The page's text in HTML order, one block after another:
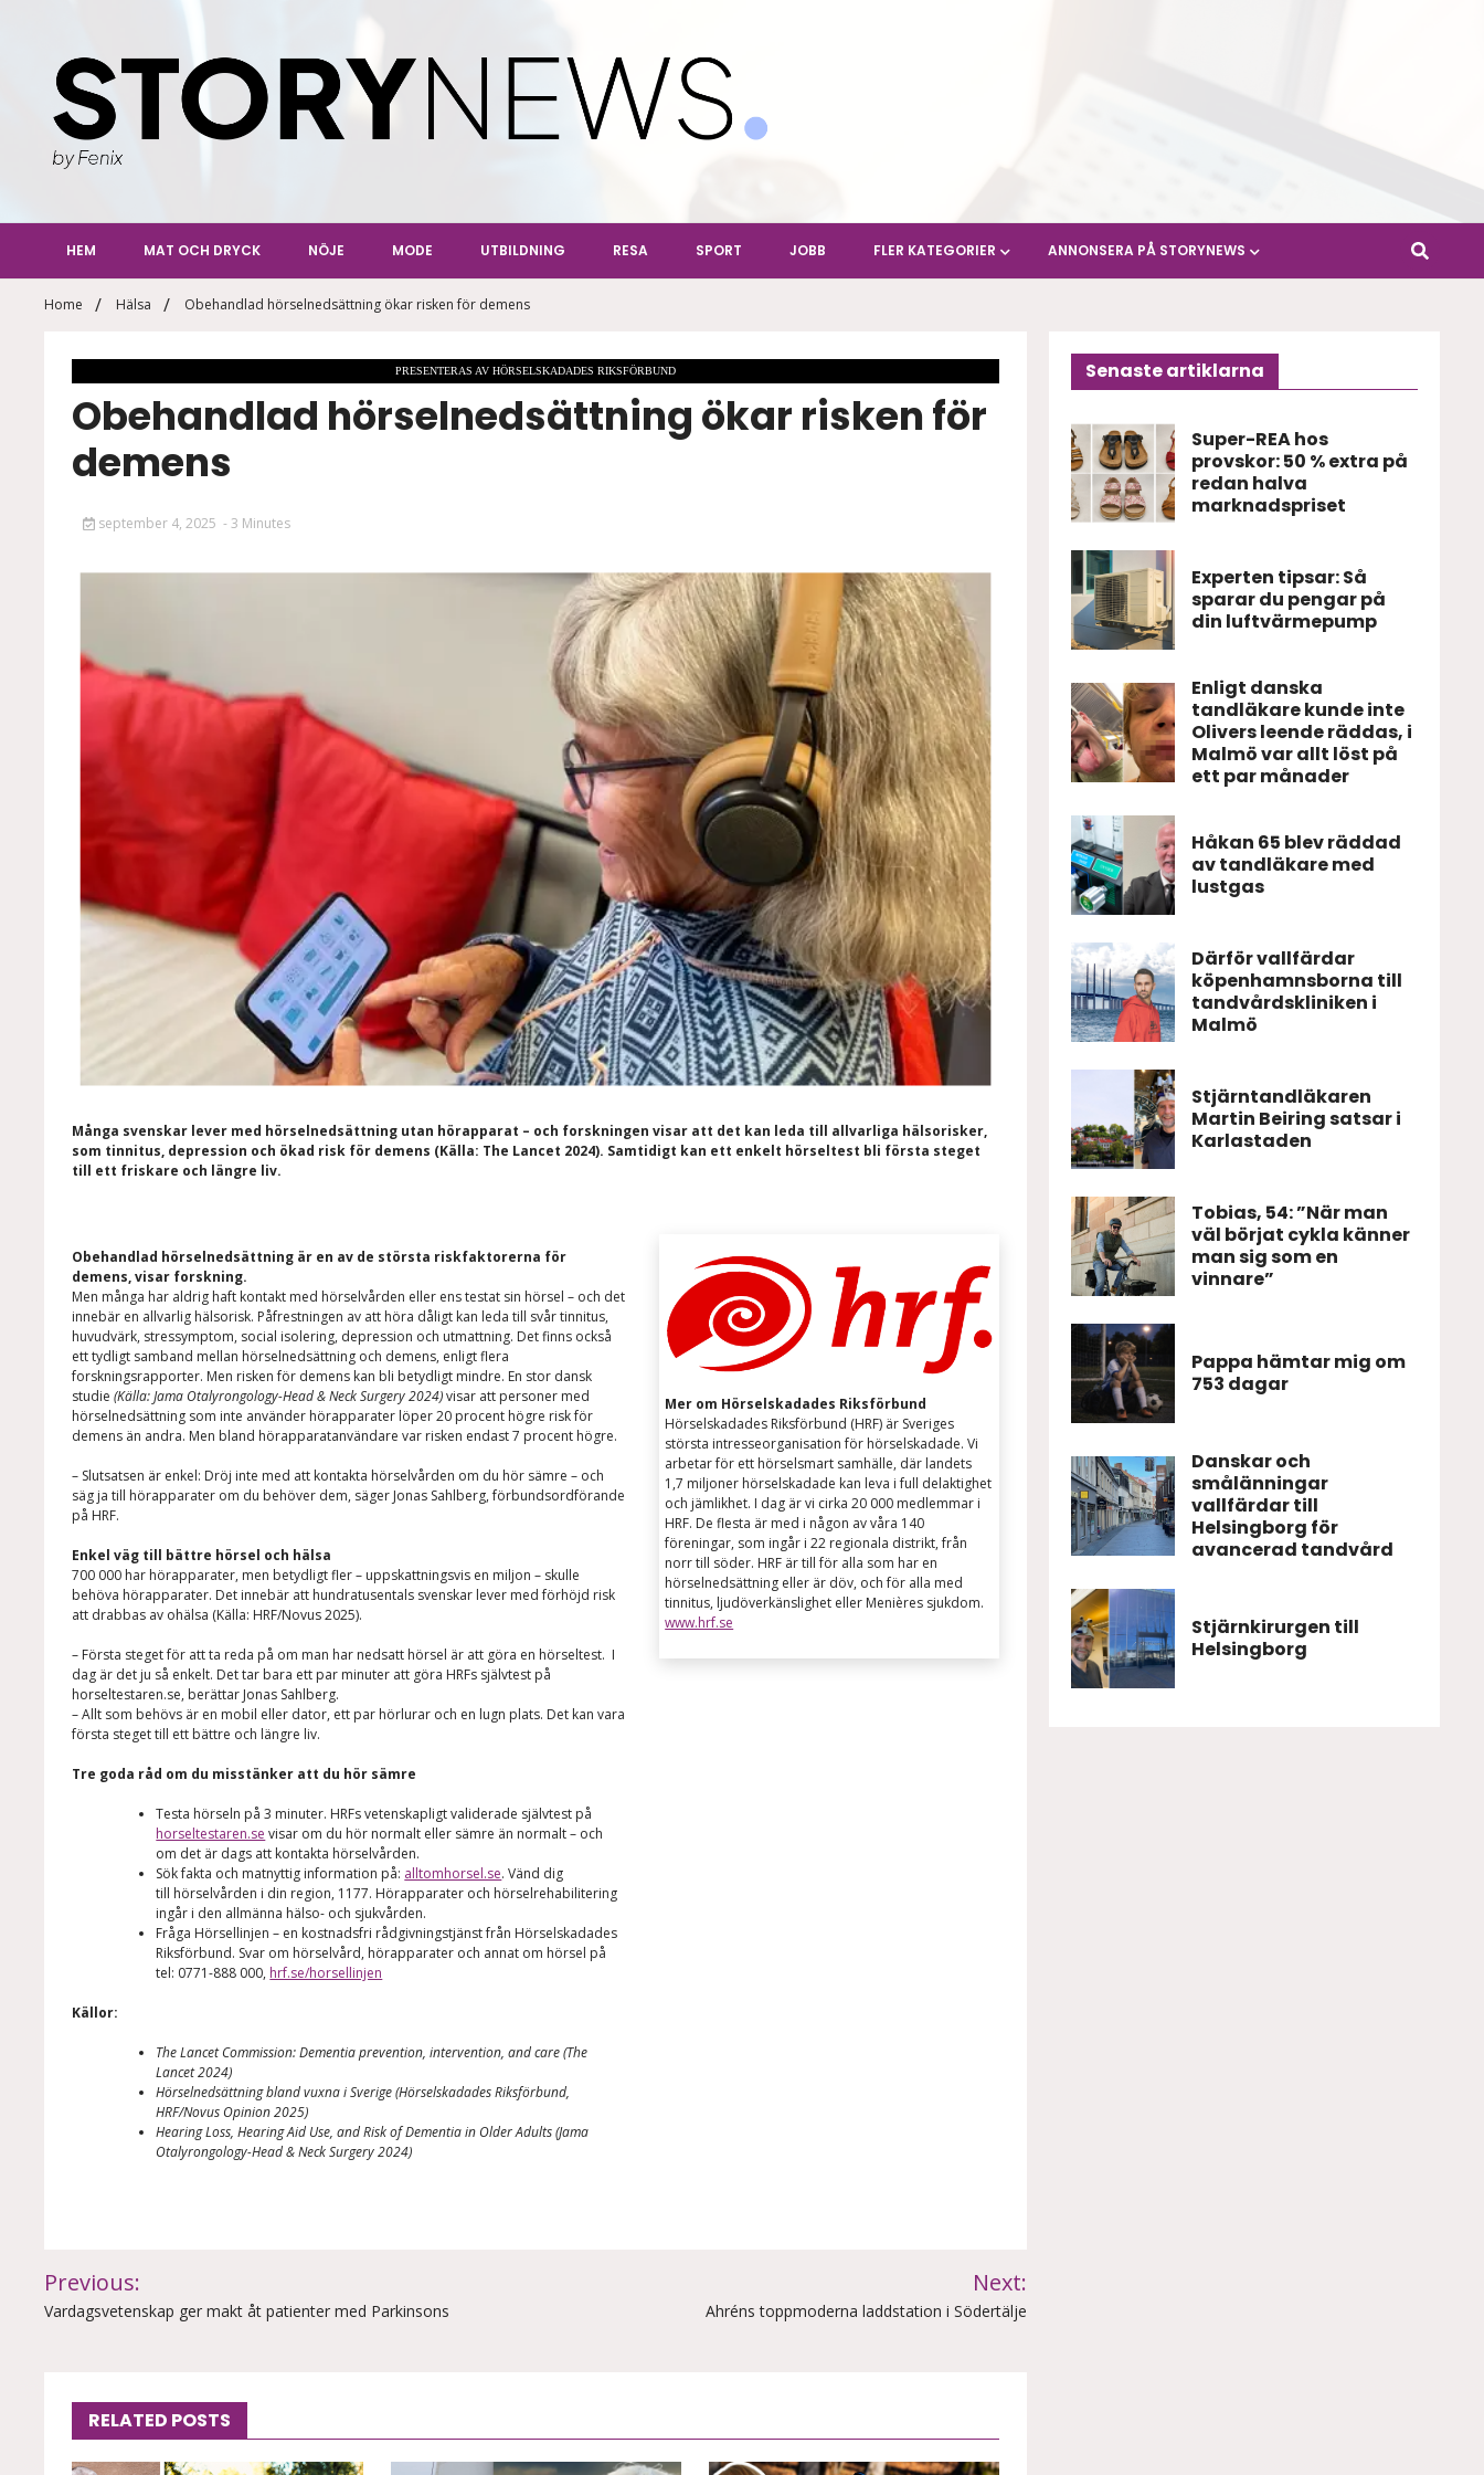
StoryNews
HEM MAT OCH DRYCK NÖJE MODE UTBILDNING RESA SPORT JOBB FLER KATEGORIER ANNONSERA PÅ STORYNEWS
Home Hälsa Obehandlad hörselnedsättning ökar risken för demens
PRESENTERAS AV HÖRSELSKADADES RIKSFÖRBUND
Obehandlad hörselnedsättning ökar risken för
demens
september 4, 2025 - 3 Minutes
Många svenskar lever med hörselnedsättning utan hörapparat – och forskningen visar att det kan leda till allvarliga hälsorisker,
som tinnitus, depression och ökad risk för demens (Källa: The Lancet 2024). Samtidigt kan ett enkelt hörseltest bli första steget
till ett friskare och längre liv.
Obehandlad hörselnedsättning är en av de största riskfaktorerna för
demens, visar forskning.
Men många har aldrig haft kontakt med hörselvården eller ens testat sin hörsel – och det
innebär en allvarlig hälsorisk. Påfrestningen av att höra dåligt kan leda till svår tinnitus,
huvudvärk, stressymptom, social isolering, depression och utmattning. Det finns också
ett tydligt samband mellan hörselnedsättning och demens, enligt flera
forskningsrapporter. Men risken för demens kan bli betydligt mindre. En stor dansk
studie (Källa:Jama Otalyrongology-Head & Neck Surgery 2024)visar att personer med
hörselnedsättning som inte använder hörapparater löper 20 procent högre risk för
demens än andra. Men bland hörapparatanvändare var risken endast 7 procent högre.
– Slutsatsen är enkel: Dröj inte med att kontakta hörselvården om du hör sämre – och
säg ja till hörapparater om du behöver dem, säger Jonas Sahlberg, förbundsordförande
på HRF.
Enkel väg till bättre hörsel och hälsa
700 000 har hörapparater, men betydligt fler – uppskattningsvis en miljon – skulle
behöva hörapparater. Det innebär att hundratusentals svenskar lever med förhöjd risk
att drabbas av ohälsa (Källa: HRF/Novus 2025).
– Första steget för att ta reda på om man har nedsatt hörsel är att göra en hörseltest. I
dag är det ju så enkelt. Det tar bara ett par minuter att göra HRFs självtest på
horseltestaren.se, berättar Jonas Sahlberg.
– Allt som behövs är en mobil eller dator, ett par hörlurar och en lugn plats. Det kan vara
första steget till ett bättre och längre liv.
Tre goda råd om du misstänker att du hör sämre
Testa hörseln på 3 minuter. HRFs vetenskapligt validerade självtest på
horseltestaren.se visar om du hör normalt eller sämre än normalt – och
om det är dags att kontakta hörselvården.
Sök fakta och matnyttig information på: alltomhorsel.se.Vänd dig
till hörselvården i din region, 1177. Hörapparater och hörselrehabilitering
ingår i den allmänna hälso- och sjukvården.
Fråga Hörsellinjen – en kostnadsfri rådgivningstjänst från Hörselskadades
Riksförbund. Svar om hörselvård, hörapparater och annat om hörsel på
tel: 0771-888 000, hrf.se/horsellinjen
Källor:
The Lancet Commission: Dementia prevention, intervention, and care (The
Lancet 2024)
Hörselnedsättning bland vuxna i Sverige (Hörselskadades Riksförbund,
HRF/Novus Opinion 2025)
Hearing Loss, Hearing Aid Use, and Risk of Dementia in Older Adults (Jama
Otalyrongology-Head & Neck Surgery 2024)
Mer om Hörselskadades Riksförbund
Hörselskadades Riksförbund (HRF) är Sveriges
största intresseorganisation för hörselskadade. Vi
arbetar för ett hörselsmart samhälle, där landets
1,7 miljoner hörselskadade kan leva i full delaktighet
och jämlikhet. I dag är vi cirka 20 000 medlemmar i
HRF. De flesta är med i någon av våra 140
föreningar, som ingår i 22 regionala distrikt, från
norr till söder. HRF är till för alla som har en
hörselnedsättning eller är döv, och för alla med
tinnitus, ljudöverkänslighet eller Menières sjukdom.
www.hrf.se
Inläggsnavigering
Previous:
Vardagsvetenskap ger makt åt patienter med Parkinsons
Next:
Ahréns toppmoderna laddstation i Södertälje
RELATED POSTS
Senaste artiklarna
Super-REA hos
provskor: 50 % extra på
redan halva
marknadspriset
Experten tipsar: Så
sparar du pengar på
din luftvärmepump
Enligt danska
tandläkare kunde inte
Olivers leende räddas, i
Malmö var allt löst på
ett par månader
Håkan 65 blev räddad
av tandläkare med
lustgas
Därför vallfärdar
köpenhamnsborna till
tandvårdskliniken i
Malmö
Stjärntandläkaren
Martin Beiring satsar i
Karlastaden
Tobias, 54: ”När man
väl börjat cykla känner
man sig som en
vinnare”
Pappa hämtar mig om
753 dagar
Danskar och
smålänningar
vallfärdar till
Helsingborg för
avancerad tandvård
Stjärnkirurgen till
Helsingborg